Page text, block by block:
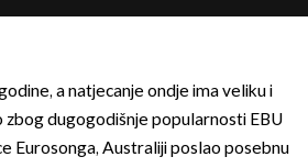
a natjecanje ondje ima veliku i
dugogodišnje popularnosti EBU
Eurosonga, Australiji poslao posebnu